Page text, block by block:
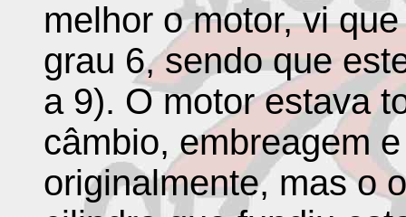
melhor o motor, vi
grau 6, sendo que
a 9). O motor estava
câmbio, embreagem
originalmente, mas o